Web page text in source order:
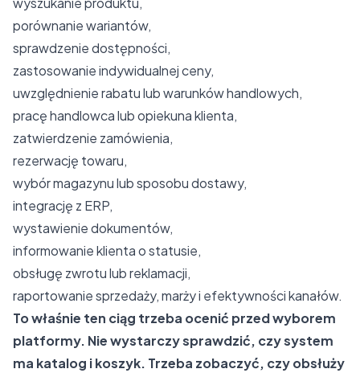
porównanie wariantów,
sprawdzenie dostępności,
zastosowanie indywidualnej ceny,
uwzględnienie rabatu lub warunków handlowych,
pracę handlowca lub opiekuna klienta,
zatwierdzenie zamówienia,
rezerwację towaru,
wybór magazynu lub sposobu dostawy,
integrację z ERP,
wystawienie dokumentów,
informowanie klienta o statusie,
obsługę zwrotu lub reklamacji,
raportowanie sprzedaży, marży i efektywności kanałów.
To właśnie ten ciąg trzeba ocenić przed wyborem
platformy. Nie wystarczy sprawdzić, czy system
ma katalog i koszyk. Trzeba zobaczyć, czy obsłuży